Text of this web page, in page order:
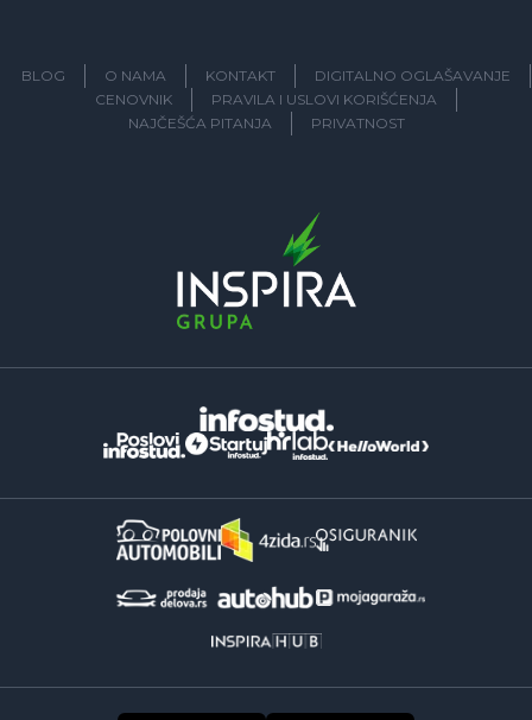
BLOG O NAMA KONTAKT
DIGITALNO OGLAŠAVANJE
CENOVNIK
PRAVILA I USLOVI KORIŠĆENJA
NAJČEŠĆA PITANJA
PRIVATNOST